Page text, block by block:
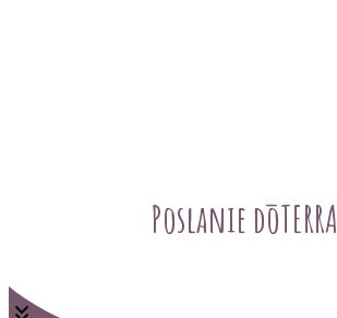
Poslanie dōTERRA